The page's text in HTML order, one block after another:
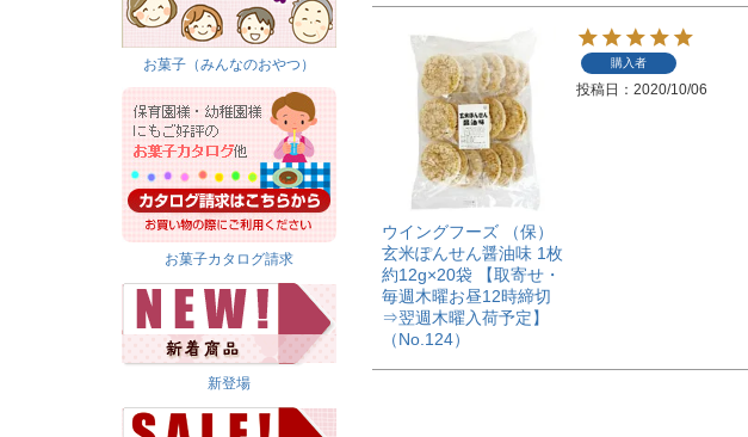
お菓子（みんなのおやつ）
お菓子カタログ請求
新登場
ウイングフーズ （保）
玄米ぽんせん醤油味 1枚
約12g×20袋 【取寄せ・
毎週木曜お昼12時締切
⇒翌週木曜入荷予定】
（No.124）
購入者
投稿日 2020/10/06